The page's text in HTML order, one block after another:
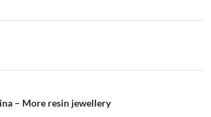
– More resin jewellery